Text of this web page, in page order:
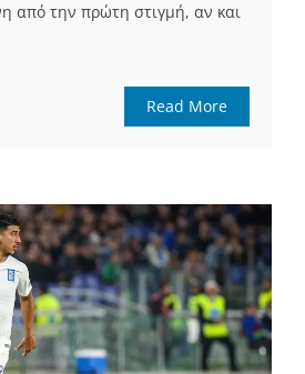
από την πρώτη στιγμή, αν και
Read More